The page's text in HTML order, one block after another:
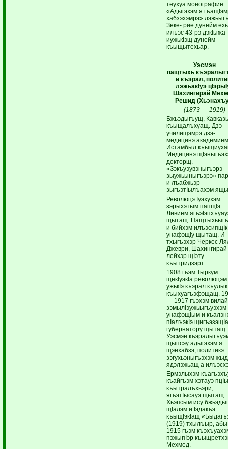
теухуа монографие.
«Адыгэхэм я
хабзэхэмрэ»
Зеке- рие дунейм
илъэс 43-рэ дэкIыжа
иужькIэщ дунейм
къыщытехьар.
Уэсмэн
пащтыхь
и къэрал,
лэжьакIуэ
Шахингирай
Решид
(1873 — 1919)
Бжьэдыгъущ,
къыщалъхуащ. Дзэ
училищэмрэ дзэ-
медицинэ
Истамбыл
Медицинэ
докторщ.
«Зэкъуэувэныгъэрэ
зыужьыныгъэрэ»
и лъабжьэр
зыгъэтIылъахэм
Революцэ Iуэхухэм
зэрыхэтым папщIэ
Ливием
щытащ.
и бийхэм
унафэщIу щытащ. И
тхыгъэхэр Черкес
Джеври, Шахингирай
лейхэр щIэту
къытридзэрт.
1908 гъэм Тыркум
щекIуэкIа
ужькIэ къэрал
къыхуагъэфэщащ.
— 1917 гъэхэм
зэмылIэужьыгъуэхэм
унафэщIым и
пIалъэкIэ
губернатору щытащ.
Уэсмэн
щыпсэу адыгэхэм я
щэнхабзэ, политикэ
зэгухьэныгъэхэм
ядэлэжьащ а
Ермэлыхэм
къайгъэм хэтауэ
къытралъхьэри,
ягъэтIысауэ щытащ.
Хьэпсым ису
щIалэм и Iэдакъэ
къыщIэкIащ
(1919) тхылъыр, абы
1915 гъэм
пэжыпIэр
Мехмед.